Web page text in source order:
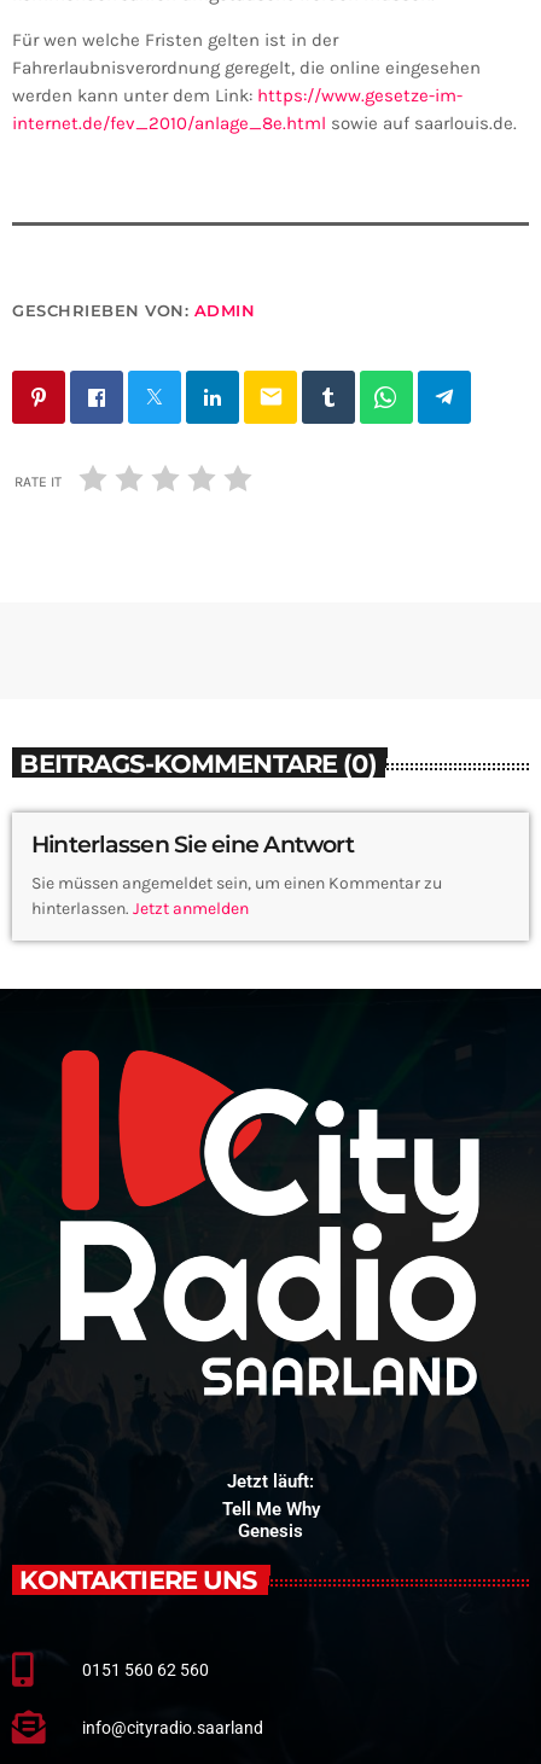
Für wen welche Fristen gelten ist in der
Fahrerlaubnisverordnung geregelt, die online eingesehen
werden kann unter dem Link: https://www.gesetze-im-
internet.de/fev_2010/anlage_8e.html sowie auf saarlouis.de.
GESCHRIEBEN VON: ADMIN
email
RATE IT
BEITRAGS-KOMMENTARE (0)
Hinterlassen Sie eine Antwort
Sie müssen angemeldet sein, um einen Kommentar zu
hinterlassen. Jetzt anmelden
Jetzt läuft:
Tell Me Why
Genesis
KONTAKTIERE UNS
0151 560 62 560
info@cityradio.saarland